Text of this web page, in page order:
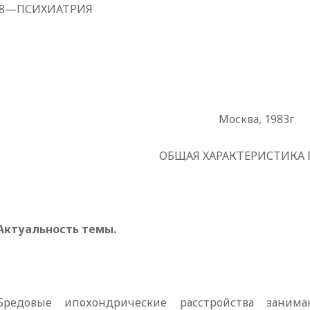
Москва, 1983г
ОБЩАЯ ХАРАКТЕРИСТИКА
темы.
ипохондрические расстрой­ства